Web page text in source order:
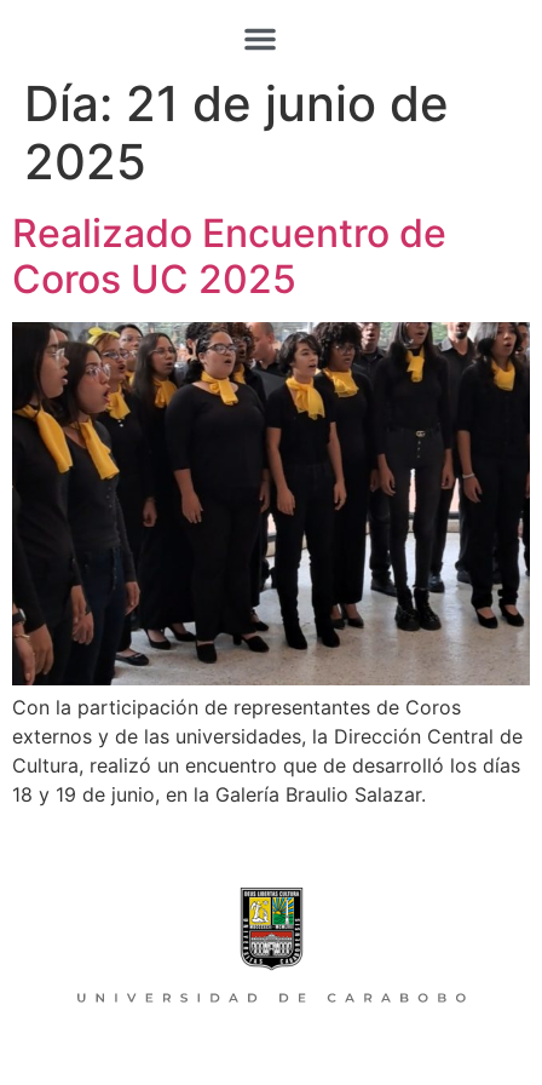
Día: 21 de junio de
2025
Realizado Encuentro de
Coros UC 2025
Con la participación de representantes de Coros
externos y de las universidades, la Dirección Central de
Cultura, realizó un encuentro que de desarrolló los días
18 y 19 de junio, en la Galería Braulio Salazar.